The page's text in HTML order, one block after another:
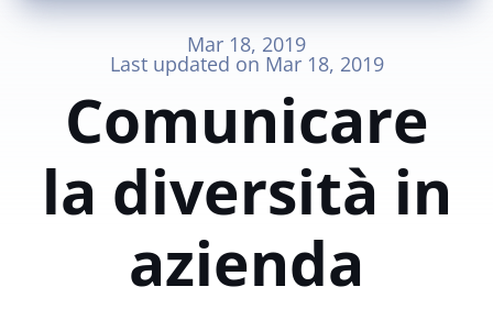
Mar 18, 2019
Last updated on Mar 18, 2019
Comunicare
la diversità in
azienda